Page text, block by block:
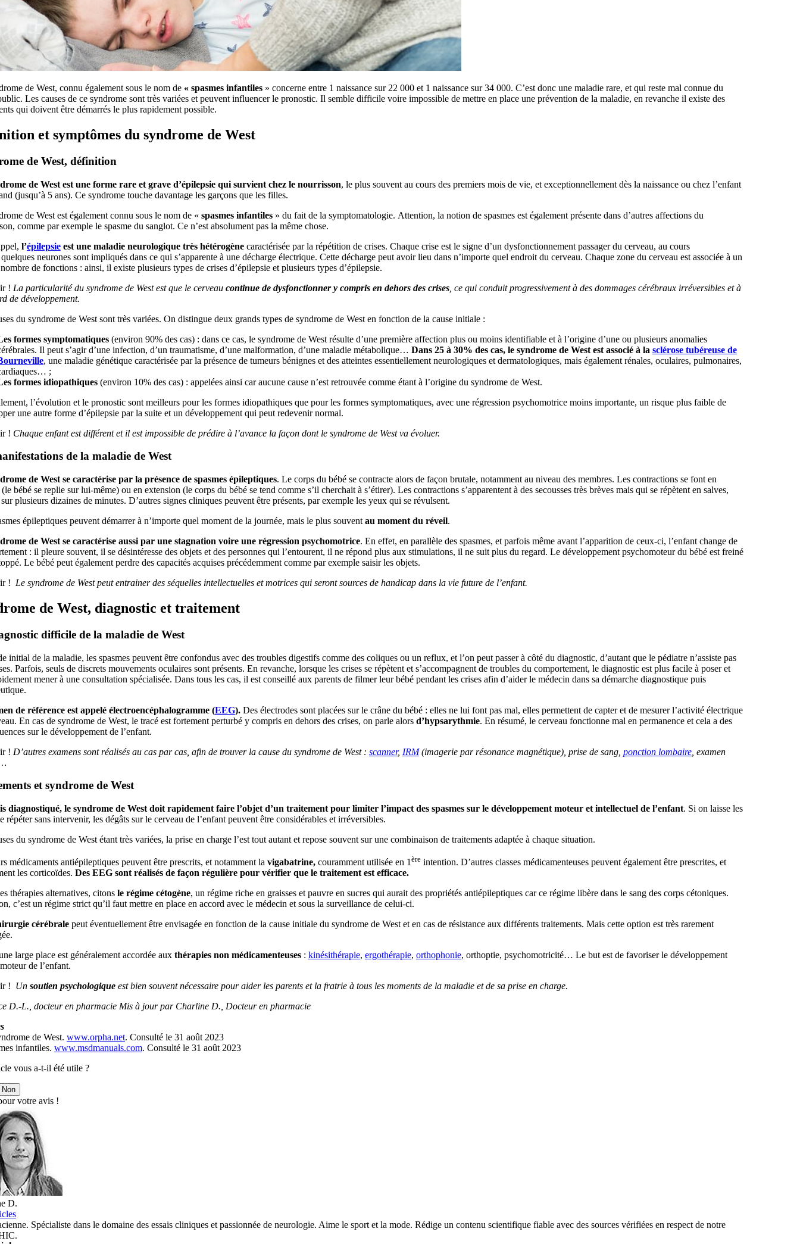
de West, connu également sous le nom de « spasmes infantiles» concerne entre 1 naissance sur 22 000 et 1 naissance sur 34 000. C’est donc une maladie rare, et qui reste mal connue du
Les causes de ce syndrome sont très variées et peuvent influencer le pronostic. Il semble difficile voire impossible de mettre en place une prévention de la maladie, en revanche il existe des
qui doivent être démarrés le plus rapidement possible.
et symptômes du syndrome de West
de West, définition
de West est une forme rare et grave d’épilepsie qui survient chez le nourrisson, le plus souvent au cours des premiers mois de vie, et exceptionnellement dès la naissance ou chez l’enfant
(jusqu’à 5 ans). Ce syndrome touche davantage les garçons que les filles.
de West est également connu sous le nom de « spasmes infantiles» du fait de la symptomatologie. Attention, la notion de spasmes est également présente dans d’autres affections du
comme par exemple le spasme du sanglot. Ce n’est absolument pas la même chose.
l’épilepsie est une maladie neurologique très hétérogènecaractérisée par la répétition de crises. Chaque crise est le signe d’un dysfonctionnement passager du cerveau, au cours
neurones sont impliqués dans ce qui s’apparente à une décharge électrique. Cette décharge peut avoir lieu dans n’importe quel endroit du cerveau. Chaque zone du cerveau est associée à un
de fonctions : ainsi, il existe plusieurs types de crises d’épilepsie et plusieurs types d’épilepsie.
! La particularité du syndrome de West est que le cerveau continue de dysfonctionner y compris en dehors des crises, ce qui conduit progressivement à des dommages cérébraux irréversibles et à
de développement.
du syndrome de West sont très variées. On distingue deux grands types de syndrome de West en fonction de la cause initiale :
formes symptomatiques (environ 90% des cas) : dans ce cas, le syndrome de West résulte d’une première affection plus ou moins identifiable et à l’origine d’une ou plusieurs anomalies
Il peut s’agir d’une infection, d’un traumatisme, d’une malformation, d’une maladie métabolique… Dans 25 à 30% des cas, le syndrome de West est associé à la sclérose tubéreuse de
, une maladie génétique caractérisée par la présence de tumeurs bénignes et des atteintes essentiellement neurologiques et dermatologiques, mais également rénales, oculaires, pulmonaires,
;
formes idiopathiques (environ 10% des cas) : appelées ainsi car aucune cause n’est retrouvée comme étant à l’origine du syndrome de West.
l’évolution et le pronostic sont meilleurs pour les formes idiopathiques que pour les formes symptomatiques, avec une régression psychomotrice moins importante, un risque plus faible de
une autre forme d’épilepsie par la suite et un développement qui peut redevenir normal.
! Chaque enfant est différent et il est impossible de prédire à l’avance la façon dont le syndrome de West va évoluer.
de la maladie de West
de West se caractérise par la présence de spasmes épileptiques. Le corps du bébé se contracte alors de façon brutale, notamment au niveau des membres. Les contractions se font en
bébé se replie sur lui-même) ou en extension (le corps du bébé se tend comme s’il cherchait à s’étirer). Les contractions s’apparentent à des secousses très brèves mais qui se répètent en salves,
plusieurs dizaines de minutes. D’autres signes cliniques peuvent être présents, par exemple les yeux qui se révulsent.
épileptiques peuvent démarrer à n’importe quel moment de la journée, mais le plus souvent au moment du réveil.
de West se caractérise aussi par une stagnation voire une régression psychomotrice. En effet, en parallèle des spasmes, et parfois même avant l’apparition de ceux-ci, l’enfant change de
: il pleure souvent, il se désintéresse des objets et des personnes qui l’entourent, il ne répond plus aux stimulations, il ne suit plus du regard. Le développement psychomoteur du bébé est freiné
Le bébé peut également perdre des capacités acquises précédemment comme par exemple saisir les objets.
! Le syndrome de West peut entrainer des séquelles intellectuelles et motrices qui seront sources de handicap dans la vie future de l’enfant.
de West, diagnostic et traitement
difficile de la maladie de West
initial de la maladie, les spasmes peuvent être confondus avec des troubles digestifs comme des coliques ou un reflux, et l’on peut passer à côté du diagnostic, d’autant que le pédiatre n’assiste pas
Parfois, seuls de discrets mouvements oculaires sont présents. En revanche, lorsque les crises se répètent et s’accompagnent de troubles du comportement, le diagnostic est plus facile à poser et
mener à une consultation spécialisée. Dans tous les cas, il est conseillé aux parents de filmer leur bébé pendant les crises afin d’aider le médecin dans sa démarche diagnostique puis
de référence est appelé électroencéphalogramme (EEG).Des électrodes sont placées sur le crâne du bébé : elles ne lui font pas mal, elles permettent de capter et de mesurer l’activité électrique
En cas de syndrome de West, le tracé est fortement perturbé y compris en dehors des crises, on parle alors d’hypsarythmie. En résumé, le cerveau fonctionne mal en permanence et cela a des
sur le développement de l’enfant.
! D’autres examens sont réalisés au cas par cas, afin de trouver la cause du syndrome de West : scanner, IRM(imagerie par résonance magnétique), prise de sang, ponction lombaire, examen
et syndrome de West
diagnostiqué, le syndrome de West doit rapidement faire l’objet d’un traitement pour limiter l’impact des spasmes sur le développement moteur et intellectuel de l’enfant. Si on laisse les
répéter sans intervenir, les dégâts sur le cerveau de l’enfant peuvent être considérables et irréversibles.
du syndrome de West étant très variées, la prise en charge l’est tout autant et repose souvent sur une combinaison de traitements adaptée à chaque situation.
médicaments antiépileptiques peuvent être prescrits, et notamment la vigabatrine,couramment utilisée en 1 èreintention. D’autres classes médicamenteuses peuvent également être prescrites, et
les corticoïdes. Des EEG sont réalisés de façon régulière pour vérifier que le traitement est efficace.
thérapies alternatives, citons le régime cétogène, un régime riche en graisses et pauvre en sucres qui aurait des propriétés antiépileptiques car ce régime libère dans le sang des corps cétoniques.
c’est un régime strict qu’il faut mettre en place en accord avec le médecin et sous la surveillance de celui-ci.
cérébralepeut éventuellement être envisagée en fonction de la cause initiale du syndrome de West et en cas de résistance aux différents traitements. Mais cette option est très rarement
large place est généralement accordée aux thérapies non médicamenteuses: kinésithérapie, ergothérapie, orthophonie, orthoptie, psychomotricité… Le but est de favoriser le développement
de l’enfant.
! Un soutien psychologiqueest bien souvent nécessaire pour aider les parents et la fratrie à tous les moments de la maladie et de sa prise en charge.
D.-L., docteur en pharmacie Mis à jour par Charline D., Docteur en pharmacie
de West. www.orpha.net. Consulté le 31 août 2023
infantiles. www.msdmanuals.com. Consulté le 31 août 2023
vous a-t-il été utile ?
Non
votre avis !
D.
Spécialiste dans le domaine des essais cliniques et passionnée de neurologie. Aime le sport et la mode. Rédige un contenu scientifique fiable avec des sources vérifiées en respect de notre